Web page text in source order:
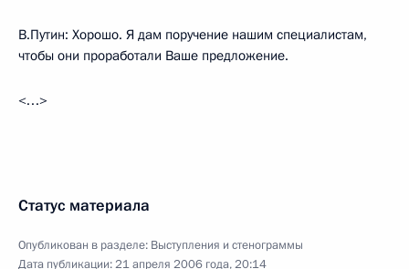
В.Путин: Хорошо. Я дам поручение нашим специалистам,
чтобы они проработали Ваше предложение.
<…>
Статус материала
Опубликован в разделе: Выступления и стенограммы
Дата публикации:21 апреля 2006 года, 20:14